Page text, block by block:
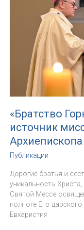
Страстную
«Братство
источник
Публикации
Дорогие братья и
уникальность
Святой Мессе
полноте Его
Евхаристия